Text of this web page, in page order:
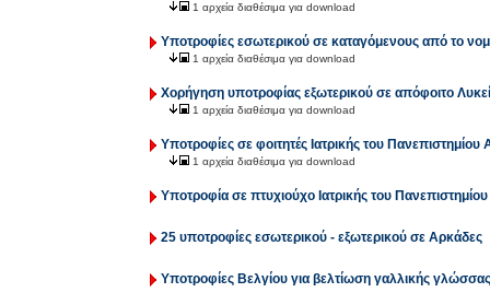
1 αρχεία διαθέσιμα για download
Υποτροφίες εσωτερικού σε καταγόμενους από το
1 αρχεία διαθέσιμα για download
Χορήγηση υποτροφίας εξωτερικού σε απόφοιτο
1 αρχεία διαθέσιμα για download
Υποτροφίες σε φοιτητές Ιατρικής του
1 αρχεία διαθέσιμα για download
Υποτροφία σε πτυχιούχο Ιατρικής του
25 υποτροφίες εσωτερικού - εξωτερικού σε Αρκάδες
Υποτροφίες Βελγίου για βελτίωση γαλλικής γλώσσας